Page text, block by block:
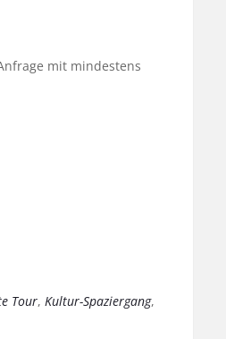
mit mindestens
Tour, Kultur-Spaziergang,